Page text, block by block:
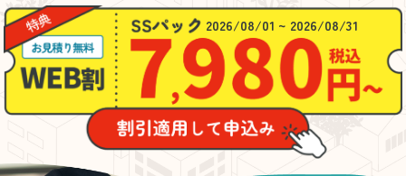
2026/08/01 ~ 2026/08/31